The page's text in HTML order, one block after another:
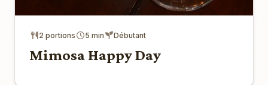
2 portions 5 min Débutant
Mimosa Happy Day